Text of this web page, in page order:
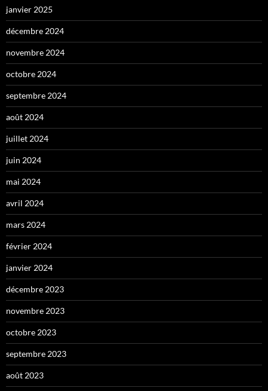
janvier 2025
décembre 2024
novembre 2024
octobre 2024
septembre 2024
août 2024
juillet 2024
juin 2024
mai 2024
avril 2024
mars 2024
février 2024
janvier 2024
décembre 2023
novembre 2023
octobre 2023
septembre 2023
août 2023